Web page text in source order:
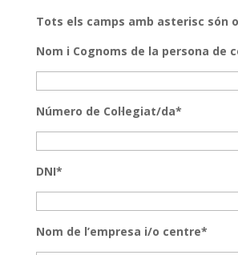
Tots els camps amb asterisc són
Nom i Cognoms de la persona de
Número de Col·legiat/da*
DNI*
Nom de l’empresa i/o centre*